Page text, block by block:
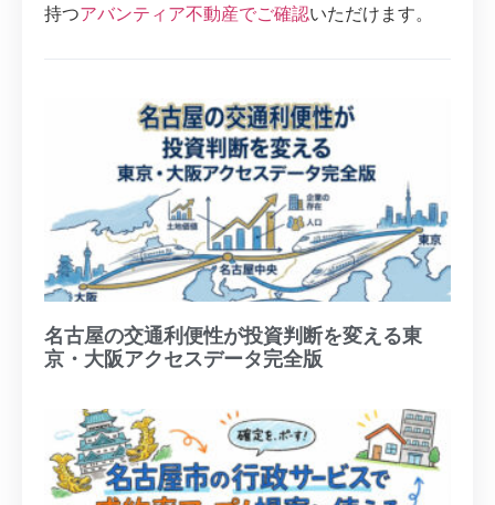
持つアバンティア不動産でご確認いただけます。
名古屋の交通利便性が投資判断を変える東
京・大阪アクセスデータ完全版